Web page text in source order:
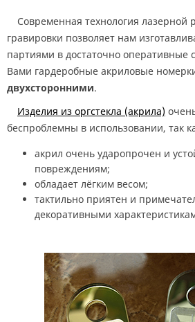
Современная технология лазерной резки и лазерной
гравировки позволяет нам
партиями в достаточно оперативные
Вами гардеробные акриловые
двухсторонними.
Изделия из оргстекла (акрила)
беспроблемны в использовании, так
акрил очень ударопрочен и
повреждениям;
обладает лёгким весом;
тактильно приятен и
декоративными